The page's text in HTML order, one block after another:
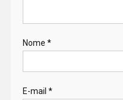
Nome *
E-mail *